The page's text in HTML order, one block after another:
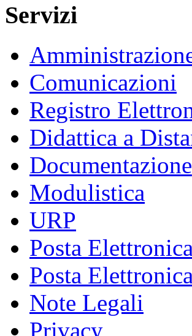
Servizi
Comunicazioni
Registro
Didattica a
Documentazione
Modulistica
URP
Posta
Posta
Note Legali
Privacy